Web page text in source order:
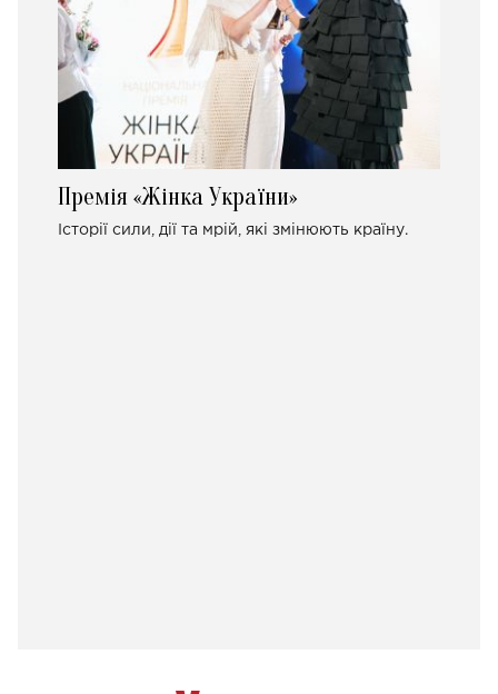
Премія «Жінка України»
Історії сили, дії та мрій, які змінюють країну.